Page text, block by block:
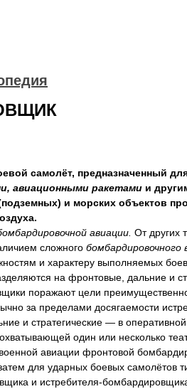
самолёт, предназначенный
авиационными ракетами и
и морских объектов
авиации. От других
сложного бомбардировочного
и характеру выполняемых
на фронтовые, дальние и
поражают цели
за пределами досягаемости
и стратегические — в
охватывающей один или несколько
авиации фронтовой
для ударных боевых самолётов
и истребителя-